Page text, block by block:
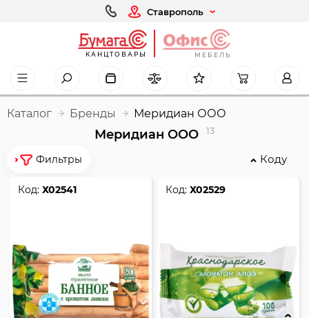
Ставрополь
КАНЦТОВАРЫ МЕБЕЛЬ
Каталог Бренды Меридиан ООО
Меридиан ООО 13
Фильтры Коду
Код:Х02541 Код:Х02529